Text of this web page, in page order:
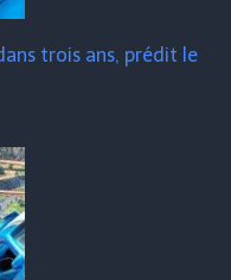
trois ans, prédit le